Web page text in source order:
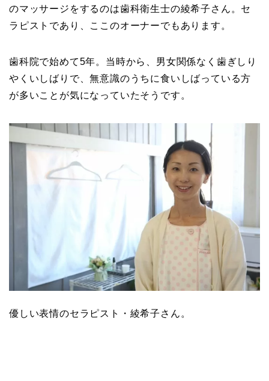
のマッサージをするのは歯科衛生士の綾希子さん。セ
ラピストであり、ここのオーナーでもあります。
歯科院で始めて5年。当時から、男女関係なく歯ぎしり
やくいしばりで、無意識のうちに食いしばっている方
が多いことが気になっていたそうです。
優しい表情のセラピスト・綾希子さん。